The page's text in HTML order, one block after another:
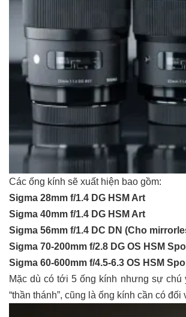
Các ống kính sẽ xuất hiện bao gồm:
Sigma 28mm f/1.4 DG HSM Art
Sigma 40mm f/1.4 DG HSM Art
Sigma 56mm f/1.4 DC DN (Cho
Sigma 70-200mm f/2.8 DG OS HSM
Sigma 60-600mm f/4.5-6.3 OS HSM
Mặc dù có tới 5 ống kính nhưng sự chú
“thần thánh”, cũng là ống kính cần có